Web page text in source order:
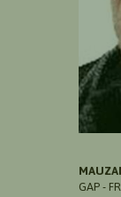
GAP -